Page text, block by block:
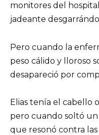
monitores del
jadeante
Pero cuando la
peso cálido y lloroso
desapareció por
Elias tenía el cabello
pero cuando soltó
que resonó contra